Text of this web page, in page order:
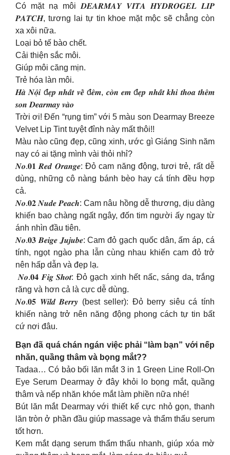
Có mặt nạ môi 𝑫𝑬𝑨𝑹𝑴𝑨𝒀 𝑽𝑰𝑻𝑨 𝑯𝒀𝑫𝑹𝑶𝑮𝑬𝑳 𝑳𝑰𝑷
𝑷𝑨𝑻𝑪𝑯, tương lai tự tin khoe mặt mộc sẽ chẳng còn
xa xôi nữa.
Loại bỏ tế bào chết.
Cải thiện sắc môi.
Giúp môi căng mịn.
Trẻ hóa làn môi.
𝑯𝒂̀ 𝑵𝒐̣̂𝒊 đ𝒆̣𝒑 𝒏𝒉𝒂̂́𝒕 𝒗𝒆̂̀ đ𝒆̂𝒎, 𝒄𝒐̀𝒏 𝒆𝒎 đ𝒆̣𝒑 𝒏𝒉𝒂̂́𝒕 𝒌𝒉𝒊 𝒕𝒉𝒐𝒂 𝒕𝒉𝒆̂𝒎
𝒔𝒐𝒏 𝑫𝒆𝒂𝒓𝒎𝒂𝒚 𝒗𝒂̀𝒐
Trời ơi! Đến “rụng tim” với 5 màu son Dearmay Breeze
Velvet Lip Tint tuyệt đỉnh này mất thôi!!
Màu nào cũng đẹp, cũng xinh, ước gì Giáng Sinh năm
nay có ai tặng mình vài thỏi nhỉ?
𝑵𝒐.𝟎𝟏 𝑹𝒆𝒅 𝑶𝒓𝒂𝒏𝒈𝒆: Đỏ cam năng động, tươi trẻ, rất dễ
dùng, những cô nàng bánh bèo hay cá tính đều hợp
cả.
𝑵𝒐.𝟎𝟐 𝑵𝒖𝒅𝒆 𝑷𝒆𝒂𝒄𝒉: Cam nâu hồng dễ thương, dịu dàng
khiến bao chàng ngất ngây, đốn tim người ấy ngay từ
ánh nhìn đầu tiên.
𝑵𝒐.𝟎𝟑 𝑩𝒆𝒊𝒈𝒆 𝑱𝒖𝒋𝒖𝒃𝒆: Cam đỏ gạch quốc dân, ấm áp, cá
tính, ngọt ngào pha lẫn cùng nhau khiến cam đỏ trở
nên hấp dẫn và đẹp lạ.
️ 𝑵𝒐.𝟎𝟒 𝑭𝒊𝒈 𝑺𝒉𝒐𝒕: Đỏ gạch xinh hết nấc, sáng da, trắng
răng và hơn cả là cực dễ dùng.
𝑵𝒐.𝟎𝟓 𝑾𝒊𝒍𝒅 𝑩𝒆𝒓𝒓𝒚 (best seller): Đỏ berry siêu cá tính
khiến nàng trở nên năng động phong cách tự tin bất
cứ nơi đâu.
Bạn đã quá chán ngán việc phải “làm bạn” với nếp
nhăn, quầng thâm và bọng mắt??
Tadaa… Có bảo bối lăn mắt 3 in 1 Green Line Roll-On
Eye Serum Dearmay ở đây khỏi lo bọng mắt, quầng
thâm và nếp nhăn khóe mắt làm phiền nữa nhé!
Bút lăn mắt Dearmay với thiết kế cực nhỏ gọn, thanh
lăn tròn ở phần đầu giúp massage và thẩm thấu serum
tốt hơn.
Kem mắt dạng serum thẩm thấu nhanh, giúp xóa mờ